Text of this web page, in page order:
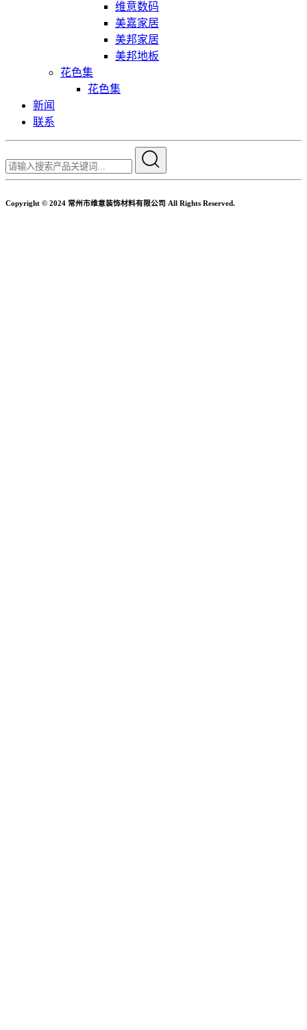
维意数码
美嘉家居
美邦家居
美邦地板
花色集
花色集
新闻
联系
Copyright © 2024 常州市维意装饰材料有限公司 All Rights Reserved.